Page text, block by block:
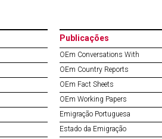
Publicações
OEm Conversations With
OEm Country Reports
OEm Fact Sheets
OEm Working Papers
Emigração Portuguesa
Estado da Emigração